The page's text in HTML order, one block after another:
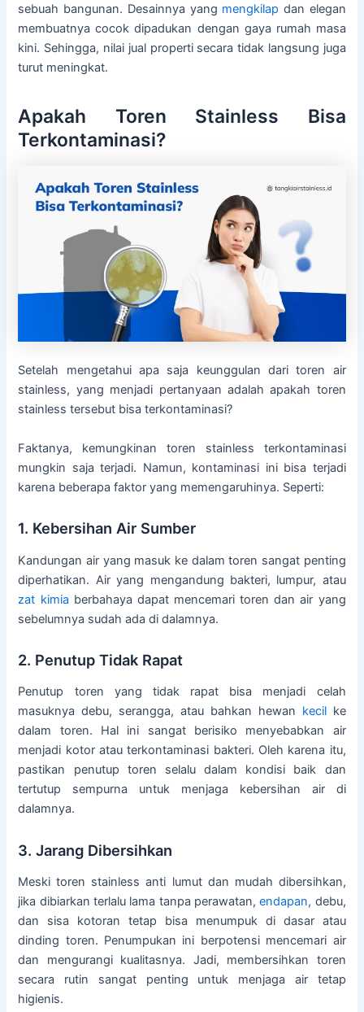
sebuah bangunan. Desainnya yang mengkilap dan elegan
membuatnya cocok dipadukan dengan gaya rumah masa
kini. Sehingga, nilai jual properti secara tidak langsung juga
turut meningkat.
Apakah Toren Stainless Bisa
Terkontaminasi?
Setelah mengetahui apa saja keunggulan dari toren air
stainless, yang menjadi pertanyaan adalah apakah toren
stainless tersebut bisa terkontaminasi?
Faktanya, kemungkinan toren stainless terkontaminasi
mungkin saja terjadi. Namun, kontaminasi ini bisa terjadi
karena beberapa faktor yang memengaruhinya. Seperti:
1. Kebersihan Air Sumber
Kandungan air yang masuk ke dalam toren sangat penting
diperhatikan. Air yang mengandung bakteri, lumpur, atau
zat kimia berbahaya dapat mencemari toren dan air yang
sebelumnya sudah ada di dalamnya.
2. Penutup Tidak Rapat
Penutup toren yang tidak rapat bisa menjadi celah
masuknya debu, serangga, atau bahkan hewan kecilke
dalam toren. Hal ini sangat berisiko menyebabkan air
menjadi kotor atau terkontaminasi bakteri. Oleh karena itu,
pastikan penutup toren selalu dalam kondisi baik dan
tertutup sempurna untuk menjaga kebersihan air di
dalamnya.
3. Jarang Dibersihkan
Meski toren stainless anti lumut dan mudah dibersihkan,
jika dibiarkan terlalu lama tanpa perawatan,endapan, debu,
dan sisa kotoran tetap bisa menumpuk di dasar atau
dinding toren. Penumpukan ini berpotensi mencemari air
dan mengurangi kualitasnya. Jadi, membersihkan toren
secara rutin sangat penting untuk menjaga air tetap
higienis.